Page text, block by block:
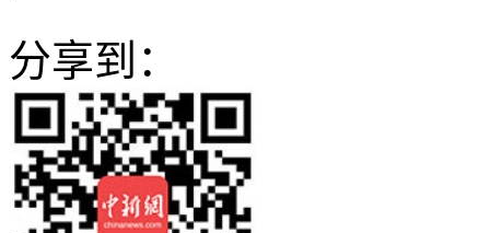
分享到：